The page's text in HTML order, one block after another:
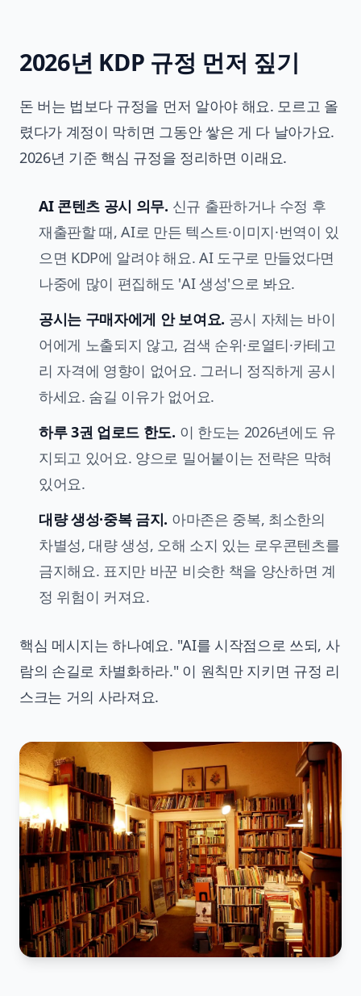
2026년 KDP 규정 먼저 짚기
돈 버는 법보다 규정을 먼저 알아야 해요. 모르고 올
렸다가 계정이 막히면 그동안 쌓은 게 다 날아가요.
2026년 기준 핵심 규정을 정리하면 이래요.
AI 콘텐츠 공시 의무. 신규 출판하거나 수정 후
재출판할 때, AI로 만든 텍스트·이미지·번역이 있
으면 KDP에 알려야 해요. AI 도구로 만들었다면
나중에 많이 편집해도 'AI 생성'으로 봐요.
공시는 구매자에게 안 보여요. 공시 자체는 바이
어에게 노출되지 않고, 검색 순위·로열티·카테고
리 자격에 영향이 없어요. 그러니 정직하게 공시
하세요. 숨길 이유가 없어요.
하루 3권 업로드 한도. 이 한도는 2026년에도 유
지되고 있어요. 양으로 밀어붙이는 전략은 막혀
있어요.
대량 생성·중복 금지. 아마존은 중복, 최소한의
차별성, 대량 생성, 오해 소지 있는 로우콘텐츠를
금지해요. 표지만 바꾼 비슷한 책을 양산하면 계
정 위험이 커져요.
핵심 메시지는 하나예요. "AI를 시작점으로 쓰되, 사
람의 손길로 차별화하라." 이 원칙만 지키면 규정 리
스크는 거의 사라져요.